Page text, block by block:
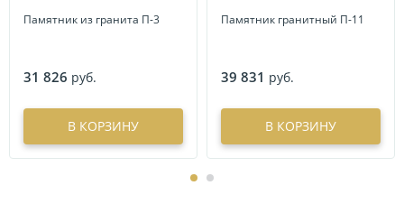
Памятник из гранита П-3
31 826 руб.
В КОРЗИНУ
Памятник гранитный П-11
39 831 руб.
В КОРЗИНУ